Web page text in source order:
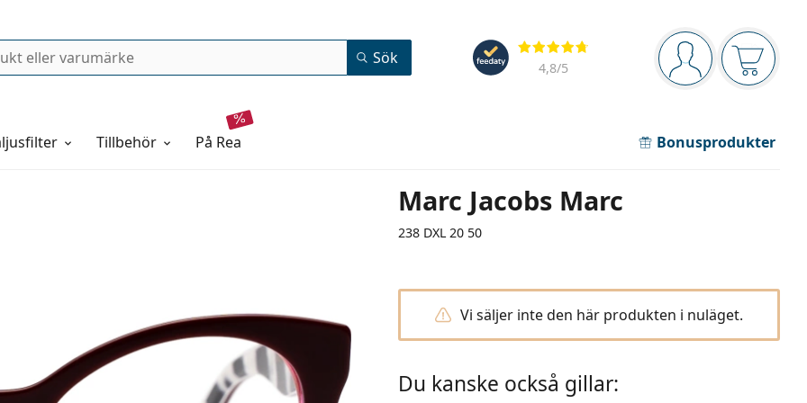
Navigeringsmeny
Du är inloggad
Recensioner
4,8/5
Sök
Tillbehör på rea Bonusprodukter
Marc Jacobs Marc
238 DXL 20 50
Vi säljer inte den här produkten i nuläget.
Du kanske också gillar: